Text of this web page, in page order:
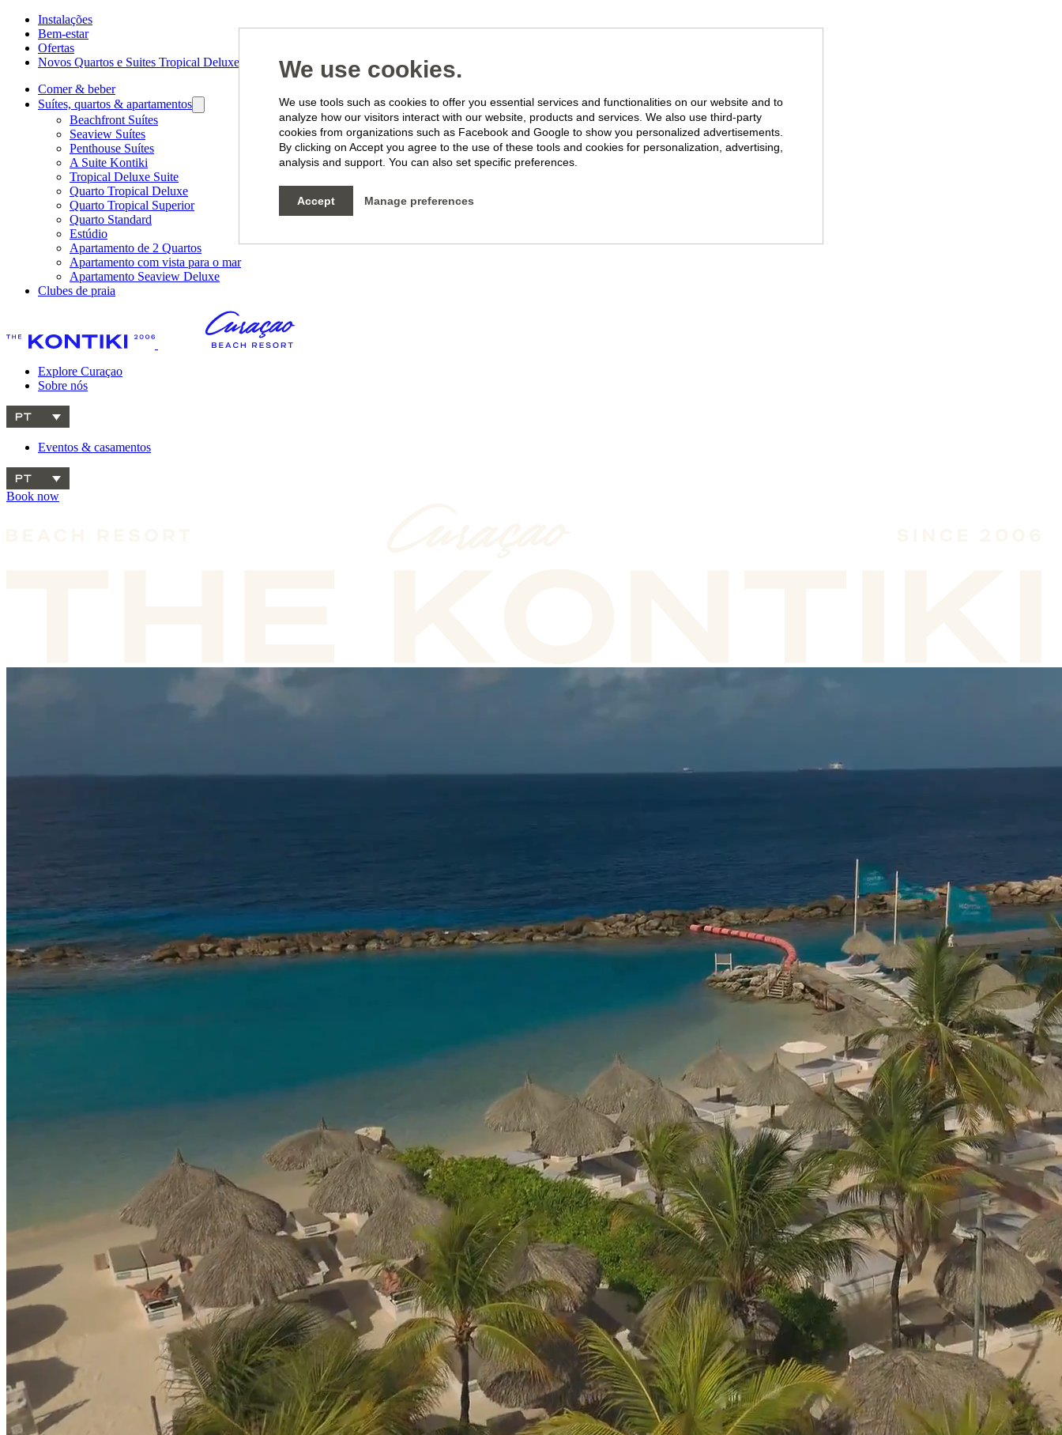
Instalações
Bem-estar
Ofertas
Novos Quartos e Suites Tropical Deluxe
Comer & beber
Suítes, quartos & apartamentos
Beachfront Suítes
Seaview Suítes
Penthouse Suítes
A Suite Kontiki
Tropical Deluxe Suite
Quarto Tropical Deluxe
Quarto Tropical Superior
Quarto Standard
Estúdio
Apartamento de 2 Quartos
Apartamento com vista para o mar
Apartamento Seaview Deluxe
Clubes de praia
Explore Curaçao
Sobre nós
PT
Eventos & casamentos
PT
Book now
We use cookies.
We use tools such as cookies to offer you essential services and functionalities on our website and to
analyze how our visitors interact with our website, products and services. We also use third-party
cookies from organizations such as Facebook and Google to show you personalized advertisements.
By clicking on Accept you agree to the use of these tools and cookies for personalization, advertising,
analysis and support. You can also set specific preferences.
Accept Manage preferences